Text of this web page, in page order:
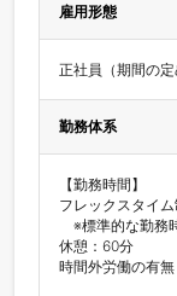
雇用形態
正社員（期間の定
勤務体系
【勤務時間】
フレックスタイム
※標準的な勤務
休憩：60分
時間外労働の有